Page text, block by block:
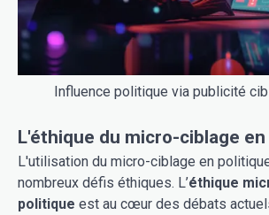
Influence politique via publicité
L'éthique du micro-ciblage
L'utilisation du micro-ciblage en
nombreux défis éthiques. L’éthique
politique est au cœur des débats